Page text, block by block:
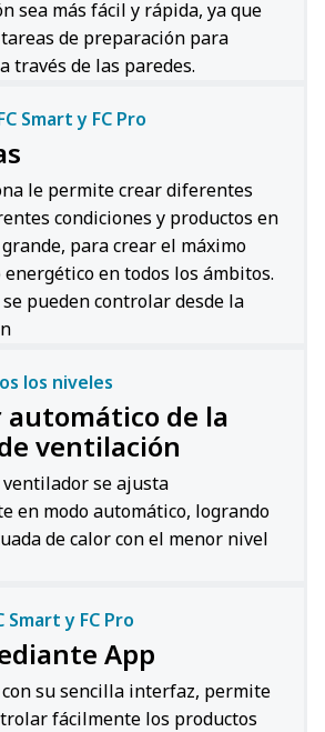
sea más fácil y rápida, ya que
de preparación para
través de las paredes.
Smart y FC Pro
le permite crear diferentes
condiciones y productos en
para crear el máximo
en todos los ámbitos.
pueden controlar desde la
automático de la
ventilación
los niveles
ventilador se ajusta
en modo automático, logrando
de calor con el menor nivel
App
Smart y FC Pro
con su sencilla interfaz, permite
fácilmente los productos